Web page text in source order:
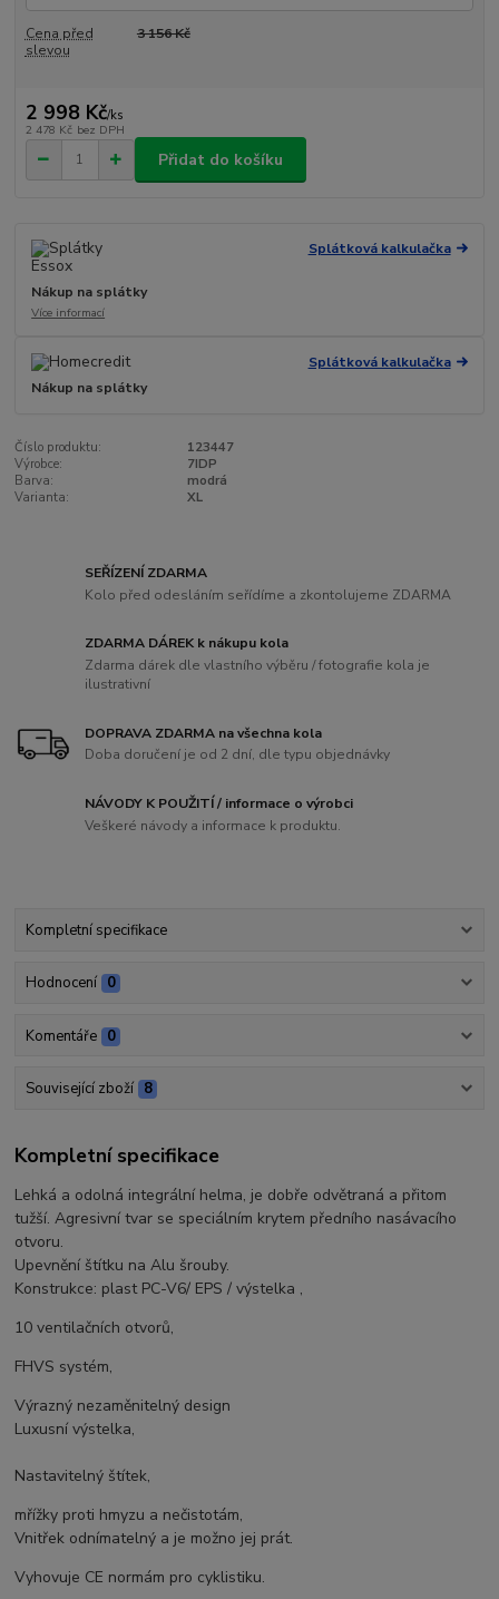
Cena před
slevou
3 156 Kč
2 998 Kč/ks
2 478 Kč bez DPH
Přidat do košíku
Splátková kalkulačka
Nákup na splátky
Více informací
Splátková kalkulačka
Nákup na splátky
Číslo produktu:
123447
Výrobce:
7IDP
Barva:
modrá
Varianta:
XL
SEŘÍZENÍ ZDARMA
Kolo před odesláním seřídíme a zkontolujeme ZDARMA
ZDARMA DÁREK k nákupu kola
Zdarma dárek dle vlastního výběru / fotografie kola je
ilustrativní
DOPRAVA ZDARMA na všechna kola
Doba doručení je od 2 dní, dle typu objednávky
NÁVODY K POUŽITÍ / informace o výrobci
Veškeré návody a informace k produktu.
Kompletní specifikace
Hodnocení 0
Komentáře 0
Související zboží 8
Kompletní specifikace
Lehká a odolná integrální helma, je dobře odvětraná a přitom
tužší. Agresivní tvar se speciálním krytem předního nasávacího
otvoru.
Upevnění štítku na Alu šrouby.
Konstrukce: plast PC-V6/ EPS / výstelka ,
10 ventilačních otvorů,
FHVS systém,
Výrazný nezaměnitelný design
Luxusní výstelka,
Nastavitelný štítek,
mřížky proti hmyzu a nečistotám,
Vnitřek odnímatelný a je možno jej prát.
Vyhovuje CE normám pro cyklistiku.